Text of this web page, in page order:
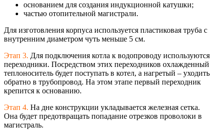
основанием для создания индукционной катушки;
частью отопительной магистрали.
Для изготовления корпуса используется пластиковая труба с
внутренним диаметром чуть меньше 5 см.
Этап 3. Для подключения котла к водопроводу используются
переходники. Посредством этих переходников охлажденный
теплоноситель будет поступать в котел, а нагретый – уходить
обратно в трубопровод. На этом этапе первый переходник
крепится к основанию.
Этап 4. На дне конструкции укладывается железная сетка.
Она будет предотвращать попадание отрезков проволоки в
магистраль.